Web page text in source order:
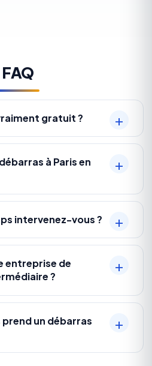
FAQ
gratuit ?
à Paris en
intervenez-vous ?
entreprise de
?
un débarras